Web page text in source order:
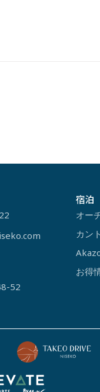
52
宿泊
オー
カン
お得